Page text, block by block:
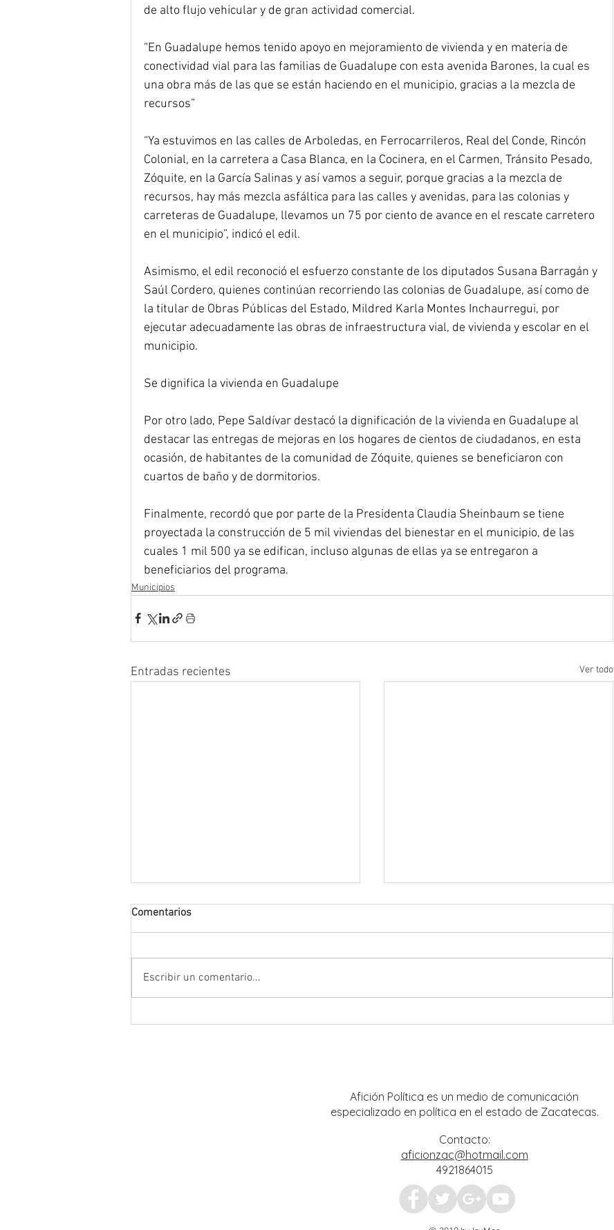
de alto flujo vehicular y de gran actividad comercial.
“En Guadalupe hemos tenido apoyo en mejoramiento de vivienda y en materia de
conectividad vial para las familias de Guadalupe con esta avenida Barones, la cual es
una obra más de las que se están haciendo en el municipio, gracias a la mezcla de
recursos”
“Ya estuvimos en las calles de Arboledas, en Ferrocarrileros, Real del Conde, Rincón
Colonial, en la carretera a Casa Blanca, en la Cocinera, en el Carmen, Tránsito Pesado,
Zóquite, en la García Salinas y así vamos a seguir, porque gracias a la mezcla de
recursos, hay más mezcla asfáltica para las calles y avenidas, para las colonias y
carreteras de Guadalupe, llevamos un 75 por ciento de avance en el rescate carretero
en el municipio”, indicó el edil.
Asimismo, el edil reconoció el esfuerzo constante de los diputados Susana Barragán y
Saúl Cordero, quienes continúan recorriendo las colonias de Guadalupe, así como de
la titular de Obras Públicas del Estado, Mildred Karla Montes Inchaurregui, por
ejecutar adecuadamente las obras de infraestructura vial, de vivienda y escolar en el
municipio.
Se dignifica la vivienda en Guadalupe
Por otro lado, Pepe Saldívar destacó la dignificación de la vivienda en Guadalupe al
destacar las entregas de mejoras en los hogares de cientos de ciudadanos, en esta
ocasión, de habitantes de la comunidad de Zóquite, quienes se beneficiaron con
cuartos de baño y de dormitorios.
Finalmente, recordó que por parte de la Presidenta Claudia Sheinbaum se tiene
proyectada la construcción de 5 mil viviendas del bienestar en el municipio, de las
cuales 1 mil 500 ya se edifican, incluso algunas de ellas ya se entregaron a
beneficiarios del programa.
Municipios
Entradas recientes Ver todo
Comentarios
Escribir un comentario...
Afición Política es un medio de comunicación
especializado en política en el estado de Zacatecas.
Contacto:
aficionzac@hotmail.com
4921864015